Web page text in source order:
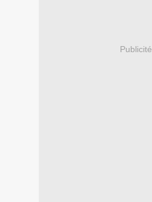
Publicité